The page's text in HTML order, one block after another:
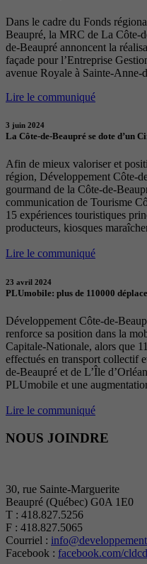
Dans le cadre du Fonds
Beaupré, la MRC de La Côte-
de-Beaupré annoncent la
façade pour l’Entreprise
avenue Royale à Sainte-Anne-
Lire le communiqué
3 juin 2024
La Côte-de-Beaupré se dote d’un
Afin de mieux valoriser et
région, Développement Côte-
gourmand de la Côte-de-
communication de Tourisme
15 expériences touristiques
producteurs, kiosques
Lire le communiqué
23 avril 2024
PLUmobile: plus de 110000
Développement Côte-de-
renforce sa position dans la
Capitale-Nationale, alors que
effectués en transport collectif
de-Beaupré et de L’Île
PLUmobile et une
Lire le communiqué
NOUS JOINDRE
30, rue Sainte-Marguerite
Beaupré (Québec) G0A 1E0
T : 418.827.5256
F : 418.827.5065
Courriel :
Facebook : facebook.com/